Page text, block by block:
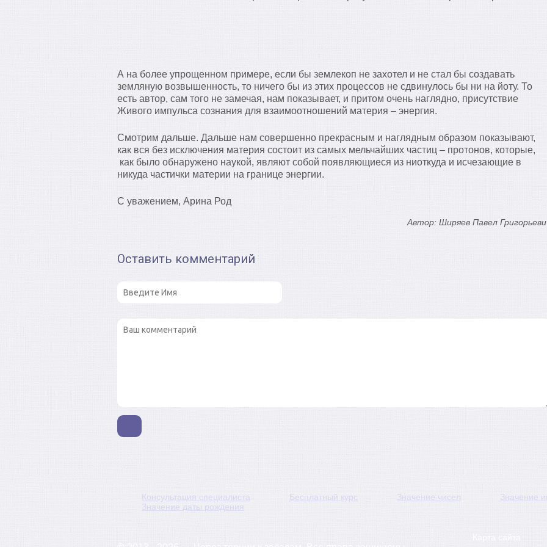
А на более упрощенном примере, если бы землекоп не захотел и не стал бы создавать
земляную возвышенность, то ничего бы из этих процессов не сдвинулось бы ни на йоту. То
есть автор, сам того не замечая, нам показывает, и притом очень наглядно, присутствие
Живого импульса сознания для взаимоотношений материя – энергия.
Смотрим дальше. Дальше нам совершенно прекрасным и наглядным образом показывают,
как вся без исключения материя состоит из самых мельчайших частиц – протонов, которые,
как было обнаружено наукой, являют собой появляющиеся из ниоткуда и исчезающие в
никуда частички материи на границе энергии.
С уважением, Арина Род
Автор: Ширяев Павел
Оставить комментарий
Консультация специалиста Бесплатный курс Значение чисел
Значение
Значение даты рождения
Карта сайта